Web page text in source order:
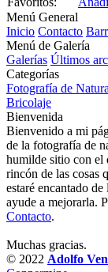
Menú General
Inicio Contacto
Menú de Galería
Galerías Últimos
Categorías
Fotografía de
Bricolaje
Bienvenida
Bienvenido a mi
de la fotografía de
humilde sitio con el
rincón de las cosas
estaré encantado
ayude a mejorarla.
Contacto.
Muchas gracias.
© 2022 Adolfo